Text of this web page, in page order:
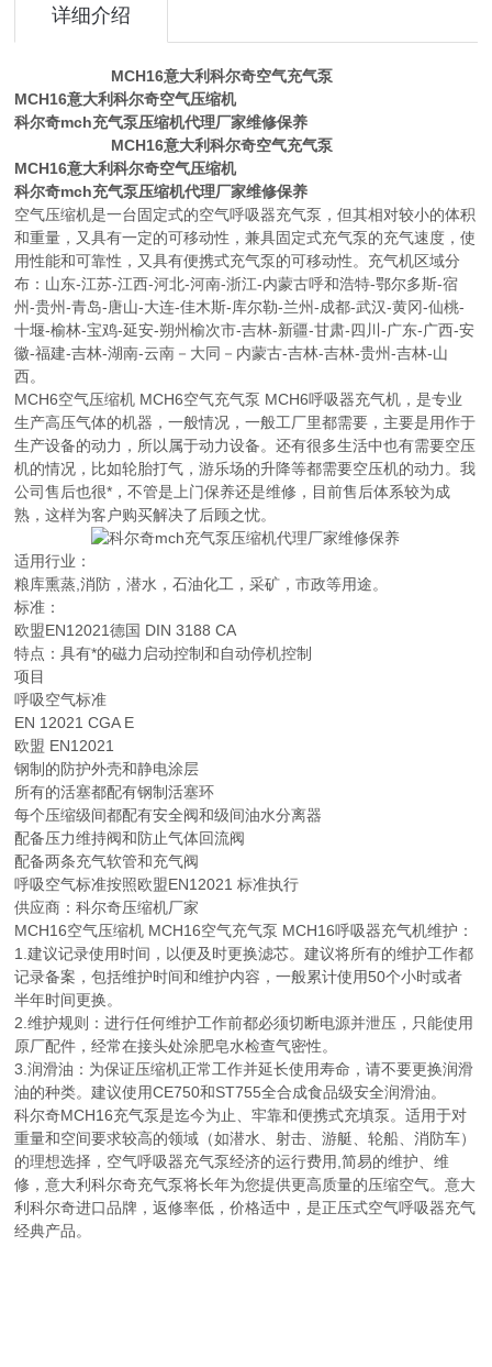
详细介绍
MCH16意大利科尔奇空气充气泵
MCH16意大利科尔奇空气压缩机
科尔奇mch充气泵压缩机代理厂家维修保养
MCH16意大利科尔奇空气充气泵
MCH16意大利科尔奇空气压缩机
科尔奇mch充气泵压缩机代理厂家维修保养
空气压缩机是一台固定式的空气呼吸器充气泵，但其相对较小的体积
和重量，又具有一定的可移动性，兼具固定式充气泵的充气速度，使
用性能和可靠性，又具有便携式充气泵的可移动性。充气机区域分
布：山东-江苏-江西-河北-河南-浙江-内蒙古呼和浩特-鄂尔多斯-宿
州-贵州-青岛-唐山-大连-佳木斯-库尔勒-兰州-成都-武汉-黄冈-仙桃-
十堰-榆林-宝鸡-延安-朔州榆次市-吉林-新疆-甘肃-四川-广东-广西-安
徽-福建-吉林-湖南-云南－大同－内蒙古-吉林-吉林-贵州-吉林-山
西。
MCH6空气压缩机 MCH6空气充气泵 MCH6呼吸器充气机，是专业
生产高压气体的机器，一般情况，一般工厂里都需要，主要是用作于
生产设备的动力，所以属于动力设备。还有很多生活中也有需要空压
机的情况，比如轮胎打气，游乐场的升降等都需要空压机的动力。我
公司售后也很*，不管是上门保养还是维修，目前售后体系较为成
熟，这样为客户购买解决了后顾之忧。
适用行业：
粮库熏蒸,消防，潜水，石油化工，采矿，市政等用途。
标准：
欧盟EN12021德国 DIN 3188 CA
特点：具有*的磁力启动控制和自动停机控制
项目
呼吸空气标准
EN 12021 CGA E
欧盟 EN12021
钢制的防护外壳和静电涂层
所有的活塞都配有钢制活塞环
每个压缩级间都配有安全阀和级间油水分离器
配备压力维持阀和防止气体回流阀
配备两条充气软管和充气阀
呼吸空气标准按照欧盟EN12021 标准执行
供应商：科尔奇压缩机厂家
MCH16空气压缩机 MCH16空气充气泵 MCH16呼吸器充气机维护：
1.建议记录使用时间，以便及时更换滤芯。建议将所有的维护工作都
记录备案，包括维护时间和维护内容，一般累计使用50个小时或者
半年时间更换。
2.维护规则：进行任何维护工作前都必须切断电源并泄压，只能使用
原厂配件，经常在接头处涂肥皂水检查气密性。
3.润滑油：为保证压缩机正常工作并延长使用寿命，请不要更换润滑
油的种类。建议使用CE750和ST755全合成食品级安全润滑油。
科尔奇MCH16充气泵是迄今为止、牢靠和便携式充填泵。适用于对
重量和空间要求较高的领域（如潜水、射击、游艇、轮船、消防车）
的理想选择，空气呼吸器充气泵经济的运行费用,简易的维护、维
修，意大利科尔奇充气泵将长年为您提供更高质量的压缩空气。意大
利科尔奇进口品牌，返修率低，价格适中，是正压式空气呼吸器充气
经典产品。